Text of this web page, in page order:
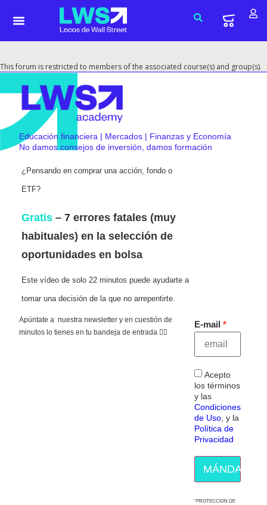
This forum is restricted to members of the associated course(s) and group(s).
Educación financiera | Mercados | Finanzas y Economía
No damos consejos de inversión, damos formación
¿Pensando en comprar una acción, fondo o
ETF?
Gratis – 7 errores fatales (muy
habituales) en la selección de
oportunidades en bolsa
Este vídeo de solo 22 minutos puede ayudarte a
tomar una decisión de la que no arrepentirte.
Apúntate a nuestra newsletter y en cuestión de
minutos lo tienes en tu bandeja de entrada 👇🏻
E-mail
Acepto
los términos
y las
Condiciones
de Uso, y la
Política de
Privacidad
MÁNDAME
“PROTECCION DE